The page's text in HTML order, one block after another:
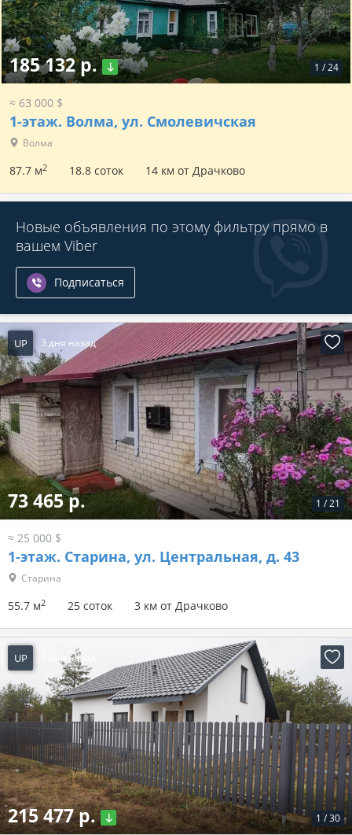
1 /24
185 132 р.
≈ 63 000 $
1-этаж. Волма, ул. Смолевичская
Волма
87.7 м2 18.8 соток 14 км от Драчково
Новые объявления по этому фильтру прямо в
вашем Viber
Подписаться
UP 3 дня назад
1 /21
73 465 р.
≈ 25 000 $
1-этаж. Старина, ул. Центральная, д. 43
Старина
55.7 м2 25 соток 3 км от Драчково
UP 3 дня назад
1 /30
215 477 р.